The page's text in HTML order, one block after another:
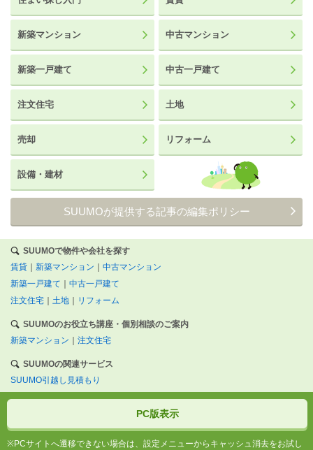
新築マンション 中古マンション
新築一戸建て 中古一戸建て
注文住宅 土地
売却 リフォーム
設備・建材
SUUMOが提供する記事の編集ポリシー
SUUMOで物件や会社を探す
賃貸
新築マンション
中古マンション
新築一戸建て
中古一戸建て
注文住宅
土地 リフォーム
SUUMOのお役立ち講座・個別相談のご案内
新築マンション
注文住宅
SUUMOの関連サービス
SUUMO引越し見積もり
PC版表示
※PCサイトへ遷移できない場合は、設定メニューからキャッシュ消去をお試し